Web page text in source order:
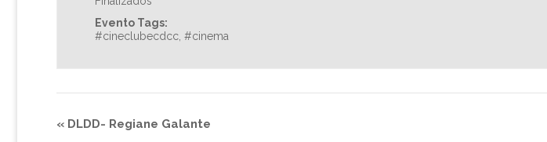
Evento Tags:
#cineclubecdcc, #cinema
« DLDD- Regiane Galante